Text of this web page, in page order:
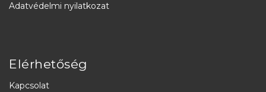
Adatvédelmi nyilatkozat
Elérhetőség
Kapcsolat